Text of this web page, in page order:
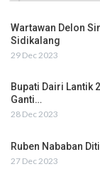
Wartawan Delon
Sidikalang
29 Dec 2023
Bupati Dairi Lantik
Ganti…
28 Dec 2023
Ruben Nababan
27 Dec 2023